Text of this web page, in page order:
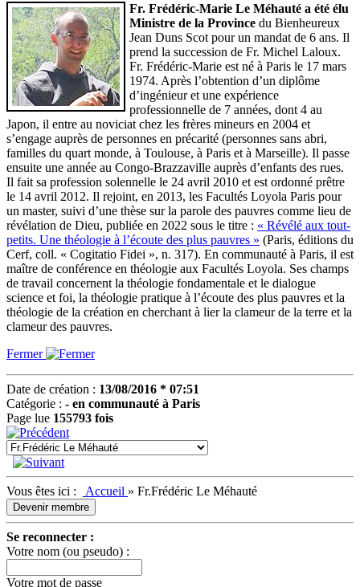
Fr. Frédéric-Marie Le Méhauté a été élu
Ministre de la Province du Bienheureux
Jean Duns Scot pour un mandat de 6 ans. Il
prend la succession de Fr. Michel Laloux.
Fr. Frédéric-Marie est né à Paris le 17 mars
1974. Après l’obtention d’un diplôme
d’ingénieur et une expérience
professionnelle de 7 années, dont 4 au
Japon, il entre au noviciat chez les frères mineurs en 2004 et
s’engage auprès de personnes en précarité (personnes sans abri,
familles du quart monde, à Toulouse, à Paris et à Marseille). Il passe
ensuite une année au Congo-Brazzaville auprès d’enfants des rues.
Il fait sa profession solennelle le 24 avril 2010 et est ordonné prêtre
le 14 avril 2012. Il rejoint, en 2013, les Facultés Loyola Paris pour
un master, suivi d’une thèse sur la parole des pauvres comme lieu de
révélation de Dieu, publiée en 2022 sous le titre : « Révélé aux tout-
petits. Une théologie à l’écoute des plus pauvres » (Paris, éditions du
Cerf, coll. « Cogitatio Fidei », n. 317). En communauté à Paris, il est
maître de conférence en théologie aux Facultés Loyola. Ses champs
de travail concernent la théologie fondamentale et le dialogue
science et foi, la théologie pratique à l’écoute des plus pauvres et la
théologie de la création en cherchant à lier la clameur de la terre et la
clameur des pauvres.
Fermer
Date de création : 13/08/2016 * 07:51
Catégorie : - en communauté à Paris
Page lue 155793 fois
Vous êtes ici : Accueil » Fr.Frédéric Le Méhauté
Devenir membre
Se reconnecter :
Votre nom (ou pseudo) :
Votre mot de passe